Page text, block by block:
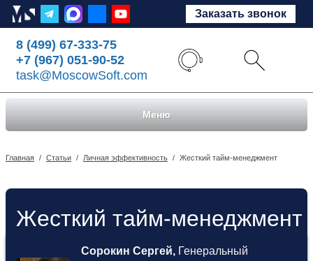
Заказать звонок
8 (499) 67-333-75
+7 (967) 051-90-52
task@MoscowSoft.com
Меню
Главная / Статьи / Личная эффективность / Жесткий тайм-менеджмент
Жесткий тайм-менеджмент
Сорокин Сергей, Генеральный